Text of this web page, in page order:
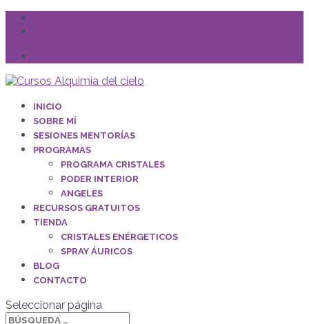
INICIO
SOBRE MÍ
SESIONES MENTORÍAS
PROGRAMAS
PROGRAMA CRISTALES
PODER INTERIOR
ANGELES
RECURSOS GRATUITOS
TIENDA
CRISTALES ENÉRGETICOS
SPRAY ÁURICOS
BLOG
CONTACTO
Seleccionar página